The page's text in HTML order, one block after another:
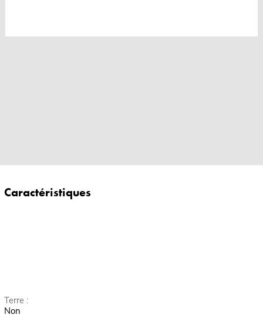
Caractéristiques
Terre :
Non